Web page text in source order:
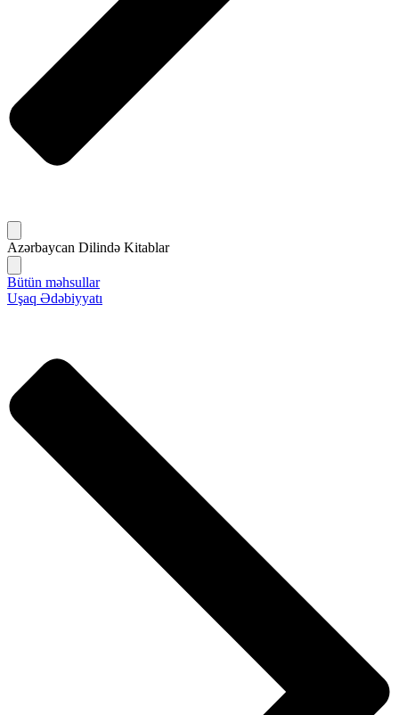
Azərbaycan Dilində Kitablar
Bütün məhsullar
Uşaq Ədəbiyyatı